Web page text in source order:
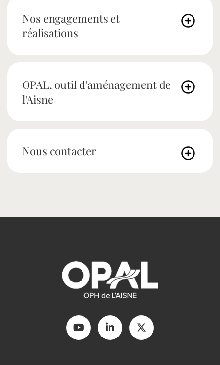
Nos engagements et
réalisations
OPAL, outil d'aménagement de
l'Aisne
Nous contacter